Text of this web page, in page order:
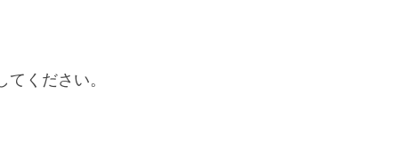
てください。